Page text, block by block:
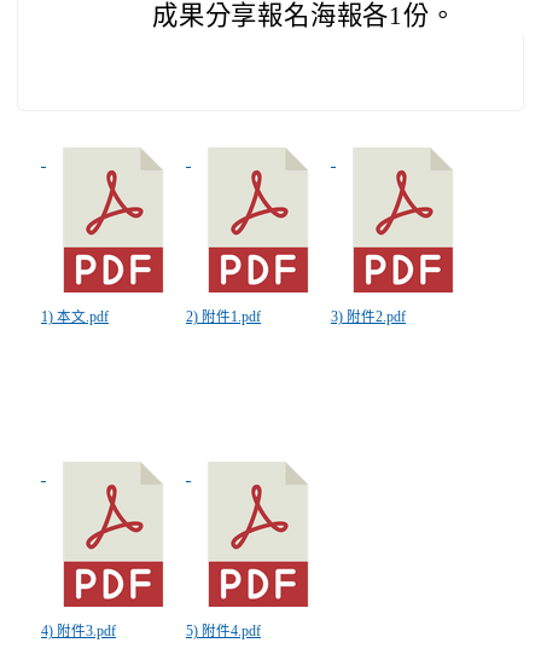
成果分享報名海報各1份。
1) 本文.pdf 2) 附件1.pdf 3) 附件2.pdf
4) 附件3.pdf 5) 附件4.pdf